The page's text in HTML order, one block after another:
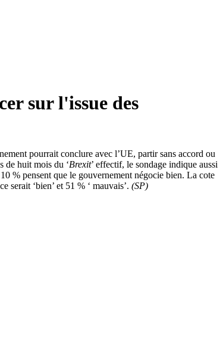
sur l'issue des
pourrait conclure avec l’UE, partir sans accord ou
de huit mois du ‘Brexit’ effectif, le sondage indique aussi
% pensent que le gouvernement négocie bien. La cote
serait ‘bien’ et 51 % ‘ mauvais’. (SP)